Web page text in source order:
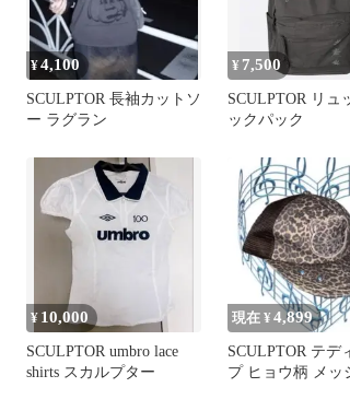
¥4,100
SCULPTOR 長袖カットソ
ー ラグラン
¥ 7,500
SCULPTOR リュ
ックパック
¥ 10,000
SCULPTOR umbro lace
shirts スカルプター
現在 ¥ 4,899
SCULPTOR テデ
プ ヒョウ柄 メッ